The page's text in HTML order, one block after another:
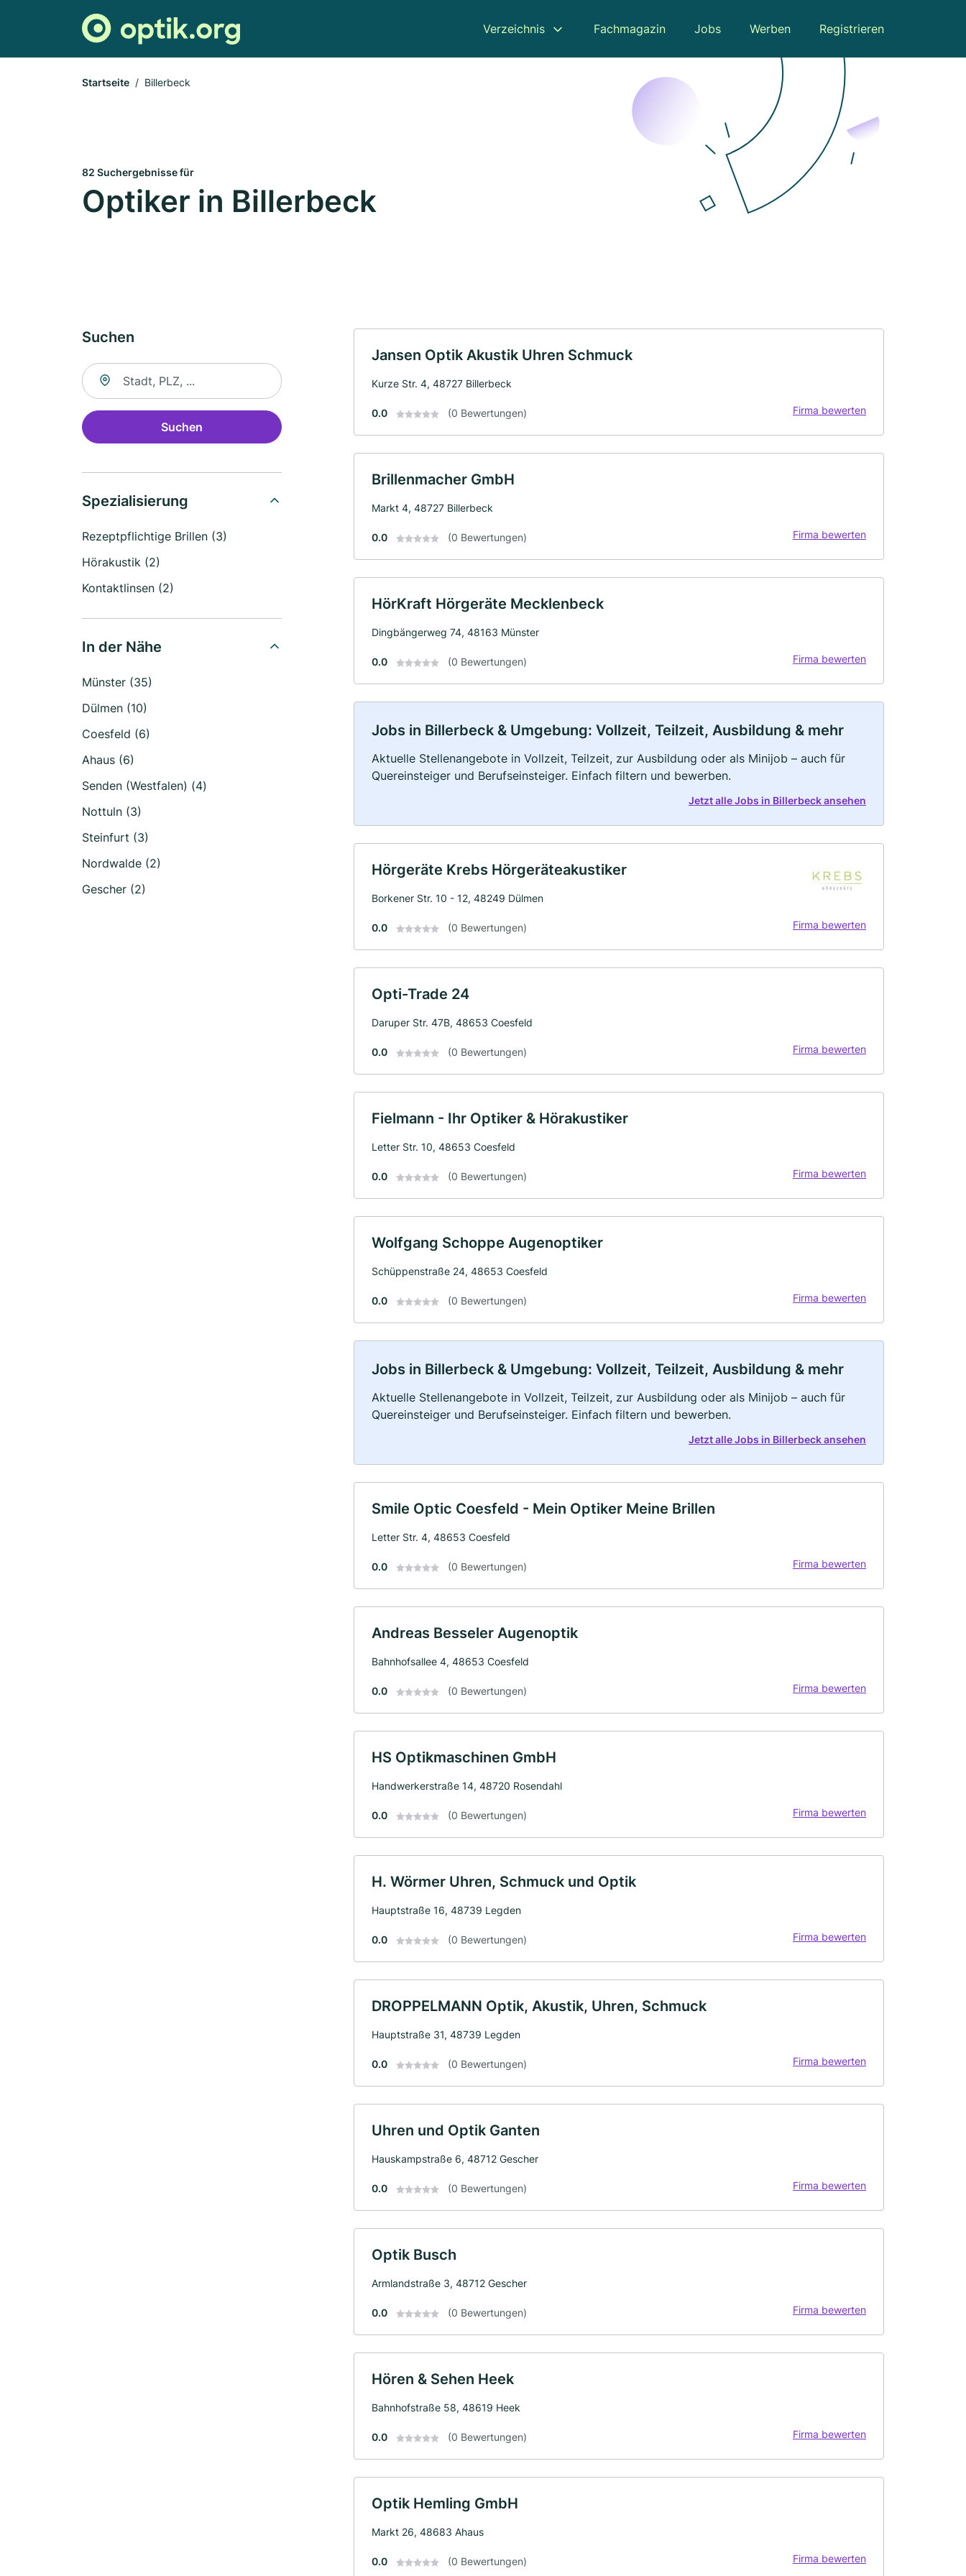
Verzeichnis Fachmagazin Jobs Werben Registrieren
Startseite Billerbeck
82 Suchergebnisse für
Optiker in Billerbeck
Suchen
Suche nach Ort
Suchen
Spezialisierung
Rezeptpflichtige Brillen (3)
Hörakustik (2)
Kontaktlinsen (2)
In der Nähe
Münster (35)
Dülmen (10)
Coesfeld (6)
Ahaus (6)
Senden (Westfalen) (4)
Nottuln (3)
Steinfurt (3)
Nordwalde (2)
Gescher (2)
Jansen Optik Akustik Uhren Schmuck
Kurze Str. 4, 48727 Billerbeck
0.0 (0 Bewertungen) Firma bewerten
Brillenmacher GmbH
Markt 4, 48727 Billerbeck
0.0 (0 Bewertungen) Firma bewerten
HörKraft Hörgeräte Mecklenbeck
Dingbängerweg 74, 48163 Münster
0.0 (0 Bewertungen) Firma bewerten
Jobs in Billerbeck & Umgebung: Vollzeit, Teilzeit, Ausbildung & mehr
Aktuelle Stellenangebote in Vollzeit, Teilzeit, zur Ausbildung oder als Minijob – auch für
Quereinsteiger und Berufseinsteiger. Einfach filtern und bewerben.
Jetzt alle Jobs in Billerbeck ansehen
Hörgeräte Krebs Hörgeräteakustiker
Borkener Str. 10 - 12, 48249 Dülmen
0.0 (0 Bewertungen) Firma bewerten
Opti-Trade 24
Daruper Str. 47B, 48653 Coesfeld
0.0 (0 Bewertungen) Firma bewerten
Fielmann - Ihr Optiker & Hörakustiker
Letter Str. 10, 48653 Coesfeld
0.0 (0 Bewertungen) Firma bewerten
Wolfgang Schoppe Augenoptiker
Schüppenstraße 24, 48653 Coesfeld
0.0 (0 Bewertungen) Firma bewerten
Jobs in Billerbeck & Umgebung: Vollzeit, Teilzeit, Ausbildung & mehr
Aktuelle Stellenangebote in Vollzeit, Teilzeit, zur Ausbildung oder als Minijob – auch für
Quereinsteiger und Berufseinsteiger. Einfach filtern und bewerben.
Jetzt alle Jobs in Billerbeck ansehen
Smile Optic Coesfeld - Mein Optiker Meine Brillen
Letter Str. 4, 48653 Coesfeld
0.0 (0 Bewertungen) Firma bewerten
Andreas Besseler Augenoptik
Bahnhofsallee 4, 48653 Coesfeld
0.0 (0 Bewertungen) Firma bewerten
HS Optikmaschinen GmbH
Handwerkerstraße 14, 48720 Rosendahl
0.0 (0 Bewertungen) Firma bewerten
H. Wörmer Uhren, Schmuck und Optik
Hauptstraße 16, 48739 Legden
0.0 (0 Bewertungen) Firma bewerten
DROPPELMANN Optik, Akustik, Uhren, Schmuck
Hauptstraße 31, 48739 Legden
0.0 (0 Bewertungen) Firma bewerten
Uhren und Optik Ganten
Hauskampstraße 6, 48712 Gescher
0.0 (0 Bewertungen) Firma bewerten
Optik Busch
Armlandstraße 3, 48712 Gescher
0.0 (0 Bewertungen) Firma bewerten
Hören & Sehen Heek
Bahnhofstraße 58, 48619 Heek
0.0 (0 Bewertungen) Firma bewerten
Optik Hemling GmbH
Markt 26, 48683 Ahaus
0.0 (0 Bewertungen) Firma bewerten